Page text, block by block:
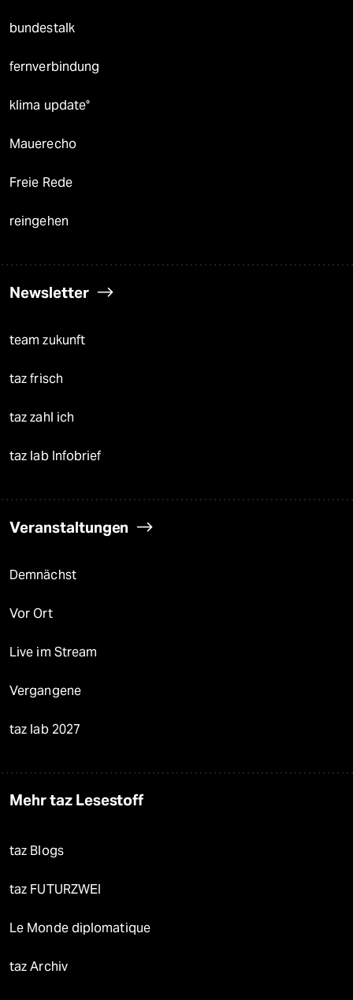
bundestalk
fernverbindung
klima update°
Mauerecho
Freie Rede
reingehen
Newsletter
team zukunft
taz frisch
taz zahl ich
taz lab Infobrief
Veranstaltungen
Demnächst
Vor Ort
Live im Stream
Vergangene
taz lab 2027
Mehr taz Lesestoff
taz Blogs
taz FUTURZWEI
Le Monde diplomatique
taz Archiv